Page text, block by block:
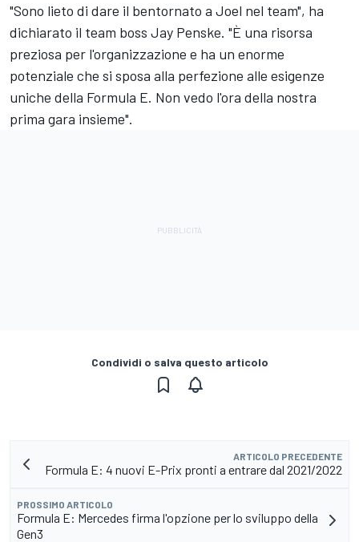
"Sono lieto di dare il bentornato a Joel nel team", ha
dichiarato il team boss Jay Penske. "È una risorsa
preziosa per l'organizzazione e ha un enorme
potenziale che si sposa alla perfezione alle esigenze
uniche della Formula E. Non vedo l'ora della nostra
prima gara insieme".
Condividi o salva questo articolo
ARTICOLO PRECEDENTE
Formula E: 4 nuovi E-Prix pronti a entrare dal 2021/2022
PROSSIMO ARTICOLO
Formula E: Mercedes firma l'opzione per lo sviluppo della
Gen3